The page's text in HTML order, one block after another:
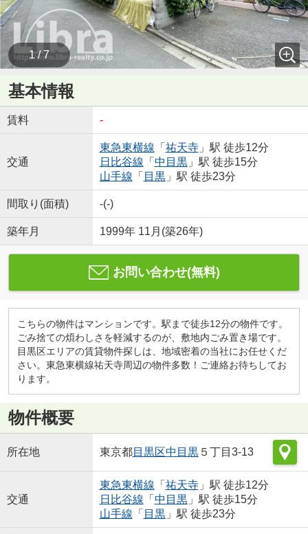
1 / 7
基本情報
賃料 -
交通
東急東横線 「 祐天寺」駅 徒歩12分
日比谷線 「 中目黒」駅 徒歩15分
山手線 「 目黒」駅 徒歩23分
間取り(面積) -(-)
築年月 1999年 11月(築26年)
お問い合わせ(無料)
こちらの物件はマンションです。駅まで徒歩12分の物件です。
ごみ捨ての煩わしさを軽減するのが、敷地内ごみ置き場です。
目黒区エリアの賃貸物件探しは、地域密着の当社にお任せくだ
さい。東急東横線祐天寺周辺の物件多数！ご連絡お待ちしてお
ります。
物件概要
所在地 東京都目黒区中目黒５丁目3-13
交通
東急東横線 「 祐天寺」駅 徒歩12分
日比谷線 「 中目黒」駅 徒歩15分
山手線 「 目黒」駅 徒歩23分